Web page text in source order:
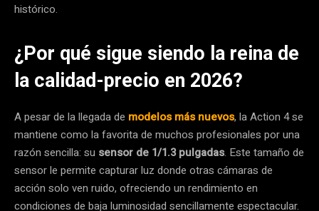
histórico.
¿Por qué sigue siendo la reina de
la calidad-precio en 2026?
A pesar de la llegada de modelos más nuevos, la Action 4 se
mantiene como la favorita de muchos profesionales por una
razón sencilla: su sensor de 1/1.3 pulgadas. Este tamaño de
sensor le permite capturar luz donde otras cámaras de
acción solo ven ruido, ofreciendo un rendimiento en
condiciones de baja luminosidad sencillamente espectacular.